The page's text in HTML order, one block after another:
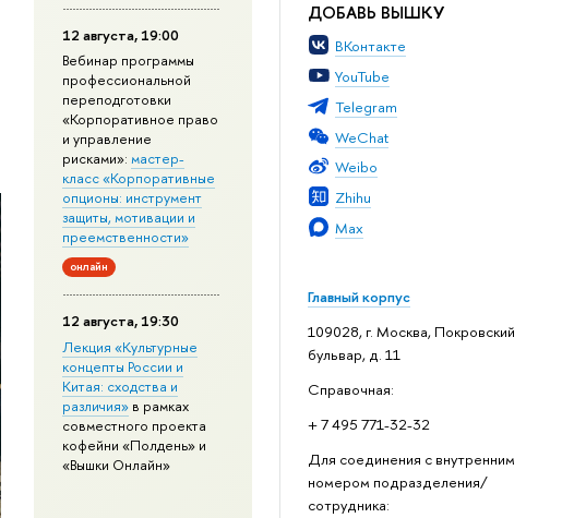
ДОБАВЬ ВЫШКУ
ВКонтакте
YouTube
Telegram
WeChat
Weibo
Zhihu
Max
Главный корпус
109028, г. Москва, Покровский
бульвар, д. 11
Справочная:
+ 7 495 771-32-32
Для соединения с внутренним
номером подразделения/
сотрудника:
12 августа, 19:00
Вебинар программы
профессиональной
переподготовки
«Корпоративное право
и управление
рисками»: мастер-
класс «Корпоративные
опционы: инструмент
защиты, мотивации и
преемственности»
онлайн
12 августа, 19:30
Лекция «Культурные
концепты России и
Китая: сходства и
различия»в рамках
совместного проекта
кофейни «Полдень» и
«Вышки Онлайн»